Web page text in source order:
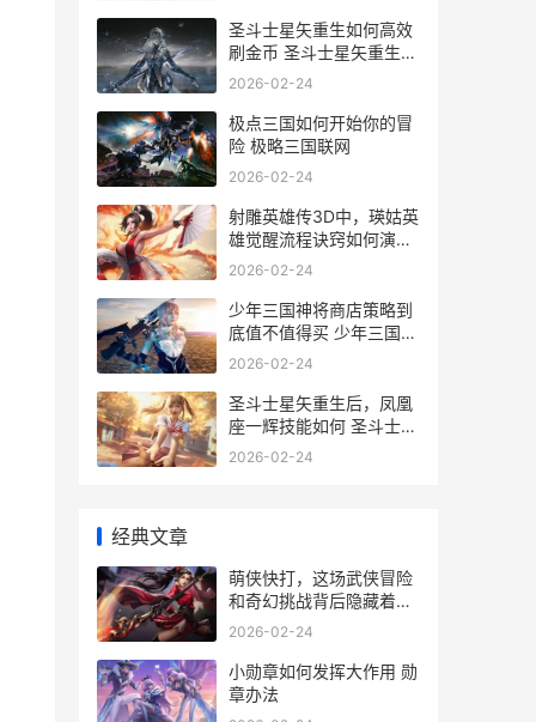
圣斗士星矢重生如何高效
刷金币 圣斗士星矢重生阵
容推荐
2026-02-24
极点三国如何开始你的冒
险 极略三国联网
2026-02-24
射雕英雄传3D中，瑛姑英
雄觉醒流程诀窍如何演变
射雕英雄传3d官网攻略
2026-02-24
少年三国神将商店策略到
底值不值得买 少年三国志
神将
2026-02-24
圣斗士星矢重生后，凤凰
座一辉技能如何 圣斗士星
矢重生2
2026-02-24
经典文章
萌侠快打，这场武侠冒险
和奇幻挑战背后隐藏着啥
子秘密 萌面侠吖
2026-02-24
小勋章如何发挥大作用 勋
章办法